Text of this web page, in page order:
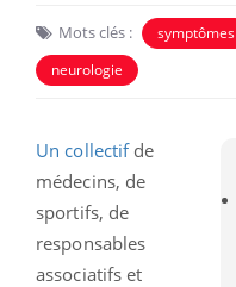
Mots clés : symptômes
neurologie
Un collectifde
médecins, de
sportifs, de
responsables
associatifs et